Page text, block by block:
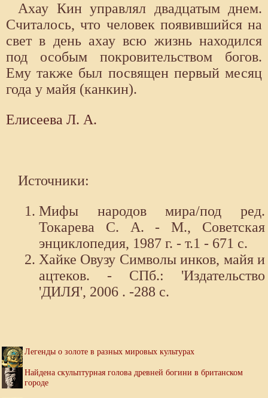
Ахау Кин управлял двадцатым днем.
Считалось, что человек появившийся на
свет в день ахау всю жизнь находился
под особым покровительством богов.
Ему также был посвящен первый месяц
года у майя (канкин).
Елисеева Л. А.
Источники:
Мифы народов мира/под ред.
Токарева С. А. - М., Советская
энциклопедия, 1987 г. - т.1 - 671 с.
Хайке Овузу Символы инков, майя и
ацтеков. - СПб.: 'Издательство
'ДИЛЯ', 2006 . -288 с.
Легенды о золоте в разных мировых культурах
Найдена скульптурная голова древней богини в британском
городе